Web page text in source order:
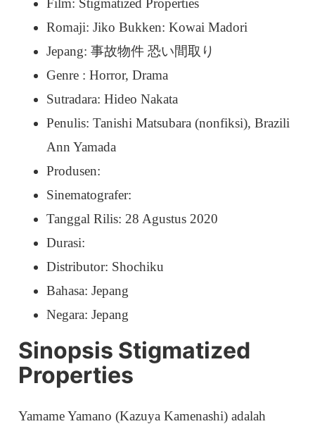
Film: Stigmatized Properties
Romaji: Jiko Bukken: Kowai Madori
Jepang: 事故物件 恐い間取り
Genre : Horror, Drama
Sutradara: Hideo Nakata
Penulis: Tanishi Matsubara (nonfiksi), Brazili
Ann Yamada
Produsen:
Sinematografer:
Tanggal Rilis: 28 Agustus 2020
Durasi:
Distributor: Shochiku
Bahasa: Jepang
Negara: Jepang
Sinopsis Stigmatized
Properties
Yamame Yamano (Kazuya Kamenashi) adalah